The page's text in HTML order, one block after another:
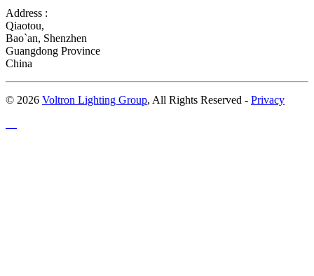
Address :
Qiaotou,
Bao`an, Shenzhen
Guangdong Province
China
© 2026 Voltron Lighting Group, All Rights Reserved - Privacy